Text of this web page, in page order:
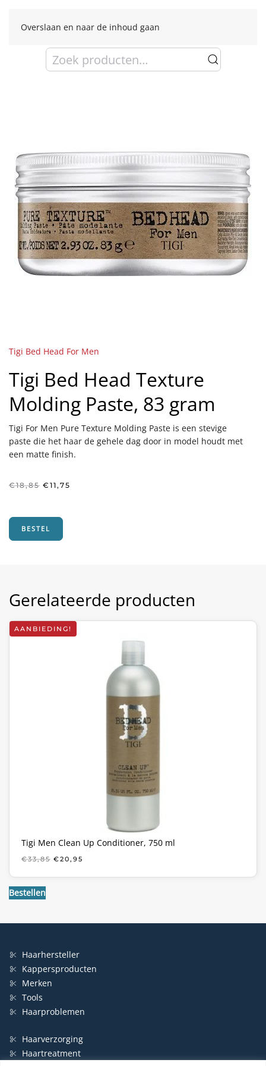
Overslaan en naar de inhoud gaan
Zoeken
naar:
Tigi Bed Head For Men
Tigi Bed Head Texture
Molding Paste, 83 gram
Tigi For Men Pure Texture Molding Paste is een stevige
paste die het haar de gehele dag door in model houdt met
een matte finish.
€18,85 Oorspronkelijke
€ 11,75
BESTEL
Gerelateerde producten
AANBIEDING!
Tigi Men Clean Up Conditioner, 750 ml
€33,85 OORSPRONKELIJKE
WAS:
€20,95
IS:
Bestellen
Haarhersteller
Kappersproducten
Merken
Tools
Haarproblemen
Haarverzorging
Haartreatment